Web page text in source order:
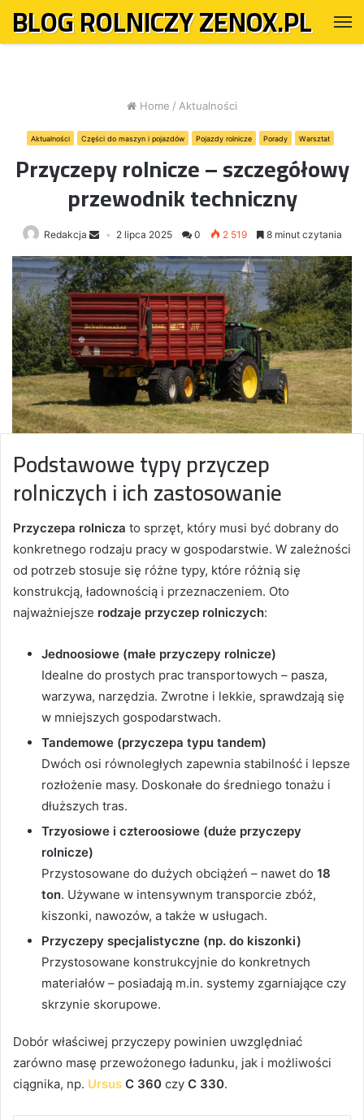
BLOG ROLNICZY ZENOX.PL
Home / Aktualności
Aktualności Części do maszyn i pojazdów Pojazdy rolnicze Porady Warsztat
Przyczepy rolnicze – szczegółowy
przewodnik techniczny
Redakcja 2 lipca 2025 0 2 519 8 minut czytania
Podstawowe typy przyczep
rolniczych i ich zastosowanie
Przyczepa rolnicza to sprzęt, który musi być dobrany do
konkretnego rodzaju pracy w gospodarstwie. W zależności
od potrzeb stosuje się różne typy, które różnią się
konstrukcją, ładownością i przeznaczeniem. Oto
najważniejsze rodzaje przyczep rolniczych:
Jednoosiowe (małe przyczepy rolnicze)
Idealne do prostych prac transportowych – pasza,
warzywa, narzędzia. Zwrotne i lekkie, sprawdzają się
w mniejszych gospodarstwach.
Tandemowe (przyczepa typu tandem)
Dwóch osi równoległych zapewnia stabilność i lepsze
rozłożenie masy. Doskonałe do średniego tonażu i
dłuższych tras.
Trzyosiowe i czteroosiowe (duże przyczepy
rolnicze)
Przystosowane do dużych obciążeń – nawet do 18
ton. Używane w intensywnym transporcie zbóż,
kiszonki, nawozów, a także w usługach.
Przyczepy specjalistyczne (np. do kiszonki)
Przystosowane konstrukcyjnie do konkretnych
materiałów – posiadają m.in. systemy zgarniające czy
skrzynie skorupowe.
Dobór właściwej przyczepy powinien uwzględniać
zarówno masę przewożonego ładunku, jak i możliwości
ciągnika, np. Ursus C 360 czy C 330.